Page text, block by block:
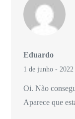
Eduardo
1 de junho - 2022
Oi. Não
Aparece que